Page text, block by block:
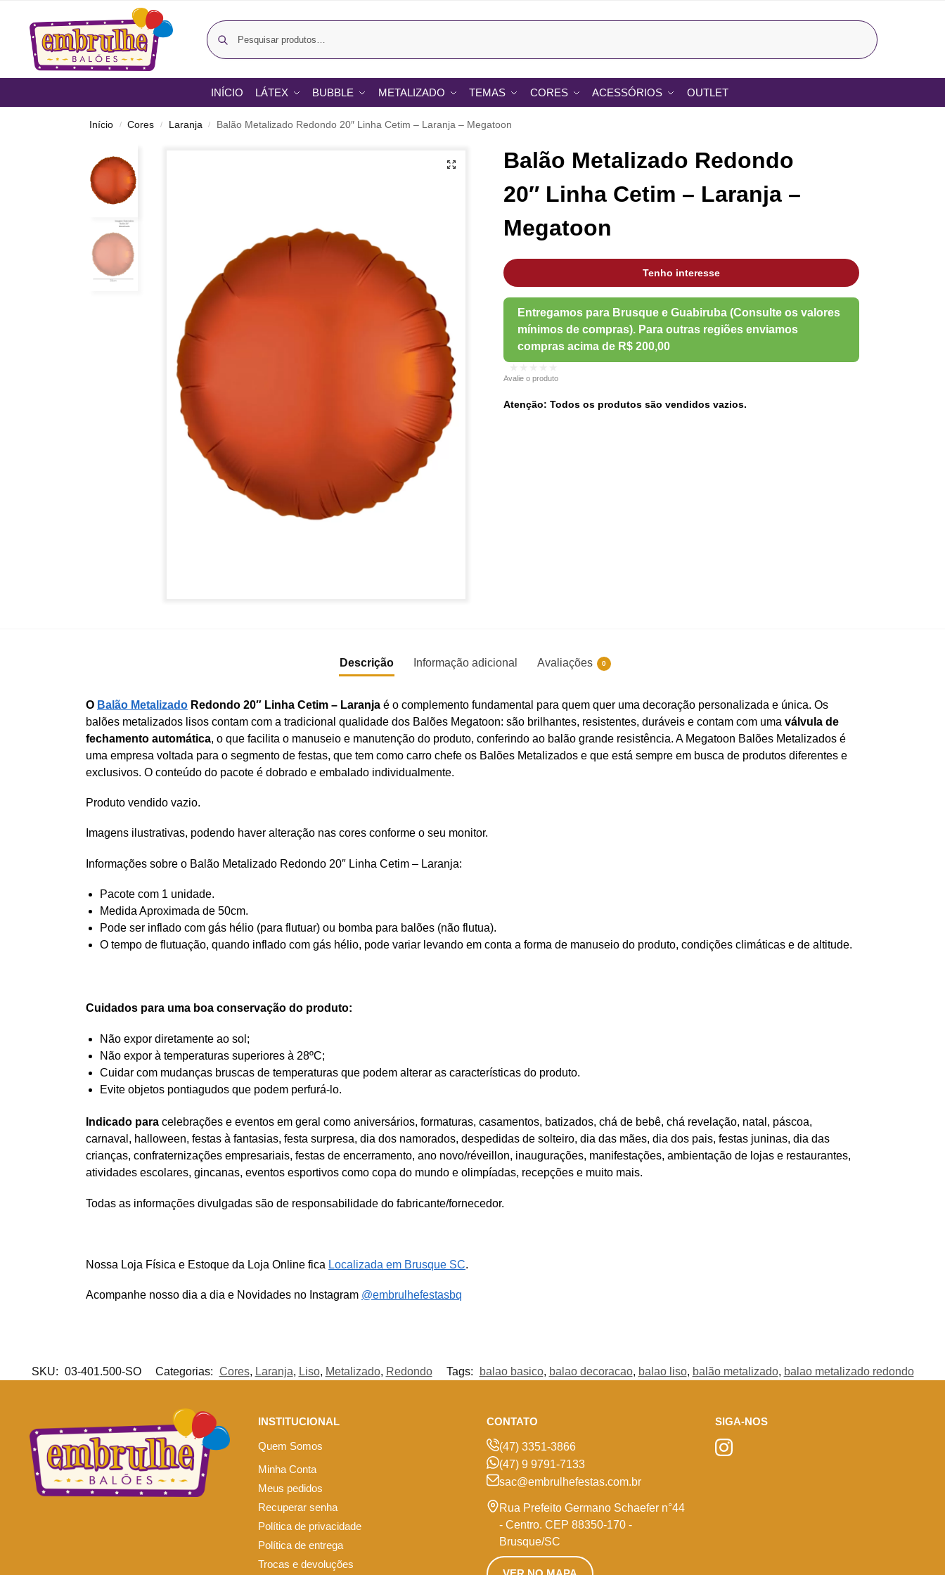
Pesquisar
INÍCIO LÁTEX BUBBLE METALIZADO TEMAS CORES ACESSÓRIOS OUTLET
Início / Cores / Laranja / Balão Metalizado Redondo 20″ Linha Cetim – Laranja – Megatoon
Balão Metalizado Redondo
20″ Linha Cetim – Laranja –
Megatoon
Tenho interesse
Avalie o produto
Atenção: Todos os produtos são vendidos vazios.
Descrição Informação adicional Avaliações 0
O Balão Metalizado Redondo 20″ Linha Cetim – Laranjaé o complemento fundamental para quem quer uma decoração personalizada e única. Os
balões metalizados lisos contam com a tradicional qualidade dos Balões Megatoon: são brilhantes, resistentes, duráveis e contam com umaválvula de
fechamento automática, o que facilita o manuseio e manutenção do produto, conferindo ao balão grande resistência. A Megatoon Balões Metalizados é
uma empresa voltada para o segmento de festas, que tem como carro chefe os Balões Metalizados e que está sempre em busca de produtos diferentes e
exclusivos. O conteúdo do pacote é dobrado e embalado individualmente.
Produto vendido vazio.
Imagens ilustrativas, podendo haver alteração nas cores conforme o seu monitor.
Informações sobre o Balão Metalizado Redondo 20″ Linha Cetim – Laranja:
Pacote com 1 unidade.
Medida Aproximada de 50cm.
Pode ser inflado com gás hélio (para flutuar) ou bomba para balões (não flutua).
O tempo de flutuação, quando inflado com gás hélio, pode variar levando em conta a forma de manuseio do produto, condições climáticas e de altitude.
Cuidados para uma boa conservação do produto:
Não expor diretamente ao sol;
Não expor à temperaturas superiores à 28ºC;
Cuidar com mudanças bruscas de temperaturas que podem alterar as características do produto.
Evite objetos pontiagudos que podem perfurá-lo.
Indicado para celebrações e eventos em geral como aniversários, formaturas, casamentos, batizados, chá de bebê, chá revelação, natal, páscoa,
carnaval, halloween, festas à fantasias, festa surpresa, dia dos namorados, despedidas de solteiro, dia das mães, dia dos pais, festas juninas, dia das
crianças, confraternizações empresariais, festas de encerramento, ano novo/réveillon, inaugurações, manifestações, ambientação de lojas e restaurantes,
atividades escolares, gincanas, eventos esportivos como copa do mundo e olimpíadas, recepções e muito mais.
Todas as informações divulgadas são de responsabilidade do fabricante/fornecedor.
Nossa Loja Física e Estoque da Loja Online fica Localizada em Brusque SC.
Acompanhe nosso dia a dia e Novidades no Instagram @embrulhefestasbq
SKU: 03-401.500-SO Categorias: Cores, Laranja, Liso, Metalizado, Redondo Tags: balao basico, balao decoracao, balao liso, balão metalizado, balao metalizado redondo
INSTITUCIONAL
Quem Somos
Minha Conta
Meus pedidos
Recuperar senha
Política de privacidade
Política de entrega
Trocas e devoluções
CONTATO
(47) 3351-3866
(47) 9 9791-7133
sac@embrulhefestas.com.br
Rua Prefeito Germano Schaefer n°44
- Centro. CEP 88350-170 -
Brusque/SC
SIGA-NOS